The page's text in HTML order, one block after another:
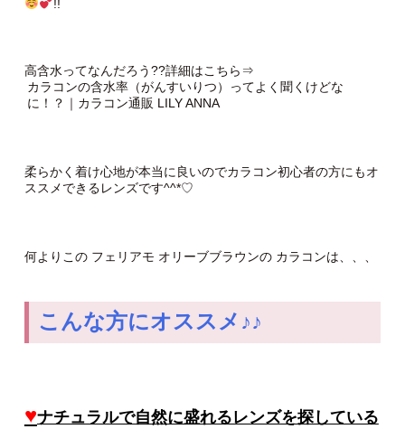
!!
高含水ってなんだろう??詳細はこちら⇒
カラコンの含水率（がんすいりつ）ってよく聞くけどな
に！？｜カラコン通販 LILY ANNA
柔らかく着け心地が本当に良いのでカラコン初心者の方にもオ
ススメできるレンズです^^*♡
何よりこの フェリアモ オリーブブラウンの カラコンは、、、
こんな方にオススメ♪♪
♥ナチュラルで自然に盛れるレンズを探している